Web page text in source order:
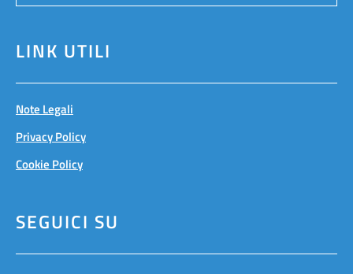
LINK UTILI
Note Legali
Privacy Policy
Cookie Policy
SEGUICI SU